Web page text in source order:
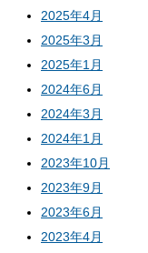
2025年4月
2025年3月
2025年1月
2024年6月
2024年3月
2024年1月
2023年10月
2023年9月
2023年6月
2023年4月